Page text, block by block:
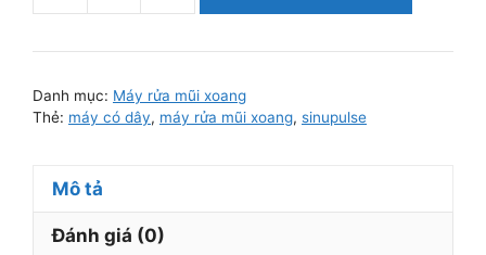
mũi
SinuPulse
Máy
Danh mục: Máy rửa mũi xoang
Thẻ: máy có dây, máy rửa mũi xoang, sinupulse
Mô tả
Đánh giá (0)